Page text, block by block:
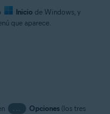
Inicio de Windows, y
que aparece.
... Opciones(los tres